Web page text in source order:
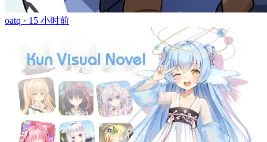
oatq · 15 小时前